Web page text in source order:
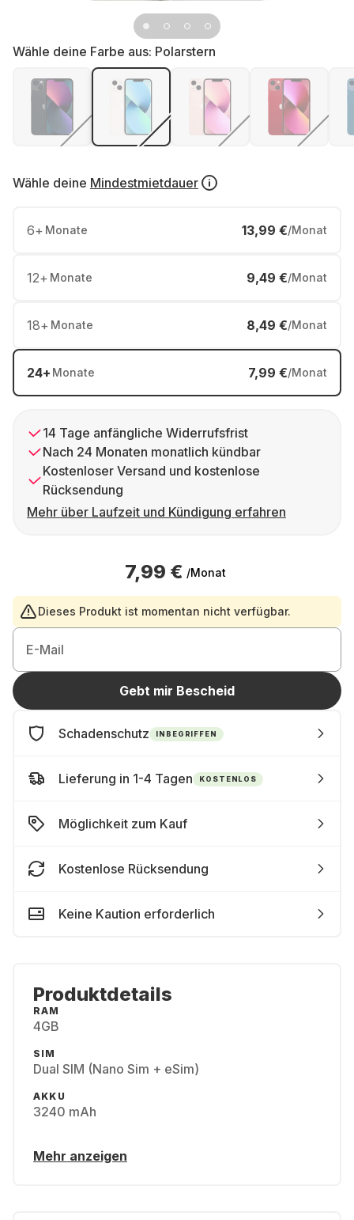
Wähle deine Farbe aus: Polarstern
Wähle deine Mindestmietdauer
6+ Monate 13,99 €/Monat
12+ Monate 9,49 €/Monat
18+ Monate 8,49 €/Monat
24+ Monate 7,99 €/Monat
14 Tage anfängliche Widerrufsfrist
Nach 24 Monaten monatlich kündbar
Kostenloser Versand und kostenlose
Rücksendung
Mehr über Laufzeit und Kündigung erfahren
7,99 € /Monat
Dieses Produkt ist momentan nicht verfügbar.
E-Mail
Gebt mir Bescheid
Schadenschutz INBEGRIFFEN
Lieferung in 1-4 Tagen KOSTENLOS
Möglichkeit zum Kauf
Kostenlose Rücksendung
Keine Kaution erforderlich
Produktdetails
RAM
4GB
SIM
Dual SIM (Nano Sim + eSim)
AKKU
3240 mAh
Mehr anzeigen